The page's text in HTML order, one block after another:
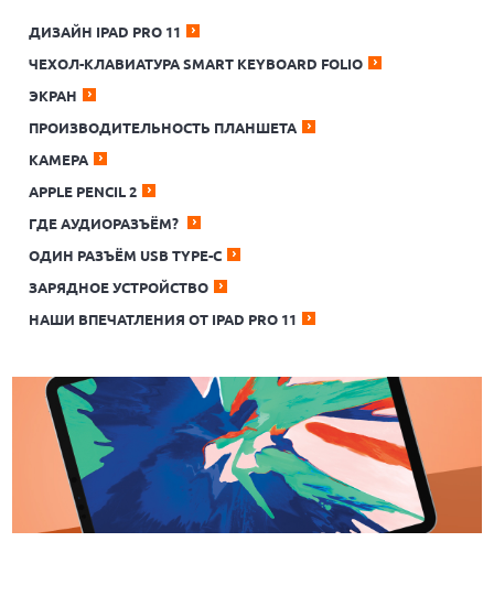
ДИЗАЙН IPAD PRO 11
ЧЕХОЛ-КЛАВИАТУРА SMART KEYBOARD FOLIO
ЭКРАН
ПРОИЗВОДИТЕЛЬНОСТЬ ПЛАНШЕТА
КАМЕРА
APPLE PENCIL 2
ГДЕ АУДИОРАЗЪЁМ?
ОДИН РАЗЪЁМ USB TYPE-C
ЗАРЯДНОЕ УСТРОЙСТВО
НАШИ ВПЕЧАТЛЕНИЯ ОТ IPAD PRO 11